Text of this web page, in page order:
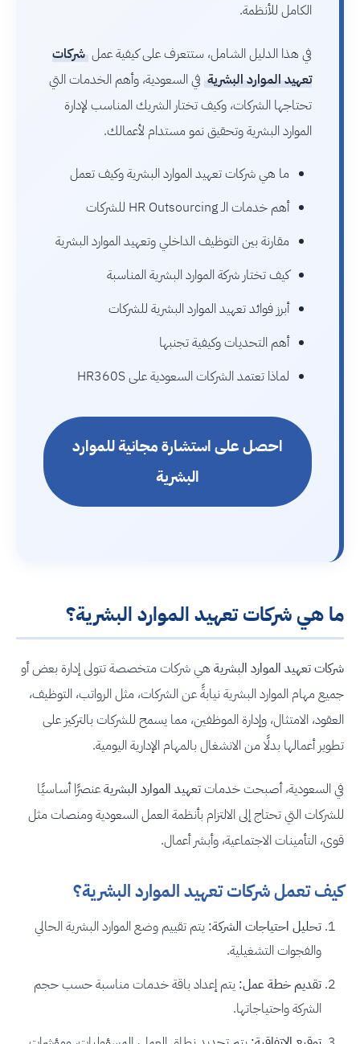
الكامل للأنظمة.
في هذا الدليل الشامل، ستتعرف على كيفية عمل شركات
تعهيد الموارد البشرية في السعودية، وأهم الخدمات التي
تحتاجها الشركات، وكيف تختار الشريك المناسب لإدارة
الموارد البشرية وتحقيق نمو مستدام لأعمالك.
ما هي شركات تعهيد الموارد البشرية وكيف تعمل
أهم خدمات الـ HR Outsourcing للشركات
مقارنة بين التوظيف الداخلي وتعهيد الموارد البشرية
كيف تختار شركة الموارد البشرية المناسبة
أبرز فوائد تعهيد الموارد البشرية للشركات
أهم التحديات وكيفية تجنبها
لماذا تعتمد الشركات السعودية على HR360S
احصل على استشارة مجانية للموارد
البشرية
ما هي شركات تعهيد الموارد البشرية؟
شركات تعهيد الموارد البشرية هي شركات متخصصة تتولى إدارة بعض أو
جميع مهام الموارد البشرية نيابةً عن الشركات، مثل الرواتب، التوظيف،
العقود، الامتثال، وإدارة الموظفين، مما يسمح للشركات بالتركيز على
تطوير أعمالها بدلًا من الانشغال بالمهام الإدارية اليومية.
في السعودية، أصبحت خدماتتعهيد الموارد البشريةعنصرًا أساسيًا
للشركات التي تحتاج إلى الالتزام بأنظمة العمل السعودية ومنصات مثل
قوى، التأمينات الاجتماعية، وأبشر أعمال.
كيف تعمل شركات تعهيد الموارد البشرية؟
تحليل احتياجات الشركة: يتم تقييم وضع الموارد البشرية الحالي
والفجوات التشغيلية.
تقديم خطة عمل: يتم إعداد باقة خدمات مناسبة حسب حجم
الشركة واحتياجاتها.